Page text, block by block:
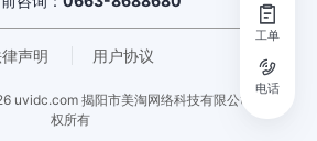
声明 用户协议
uvidc.com 揭阳市美淘网络科技有限公司 - 版
权所有
工单
电话